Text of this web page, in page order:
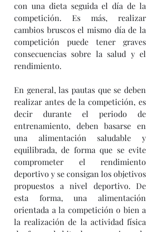
con una dieta seguida el día de la
competición. Es más, realizar
cambios bruscos el mismo día de la
competición puede tener graves
consecuencias sobre la salud y el
rendimiento.
En general, las pautas que se deben
realizar antes de la competición, es
decir durante el periodo de
entrenamiento, deben basarse en
una alimentación saludable y
equilibrada, de forma que se evite
comprometer el rendimiento
deportivo y se consigan los objetivos
propuestos a nivel deportivo. De
esta forma, una alimentación
orientada a la competición o bien a
la realización de la actividad física